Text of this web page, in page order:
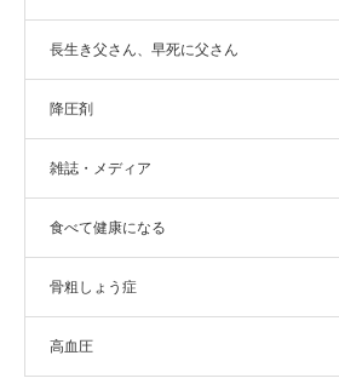
長生き父さん、早死に父さん
降圧剤
雑誌・メディア
食べて健康になる
骨粗しょう症
高血圧